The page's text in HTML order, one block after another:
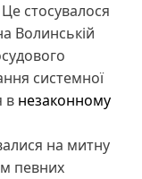
стосувалося
Волинській
системної
в незаконному
на митну
певних